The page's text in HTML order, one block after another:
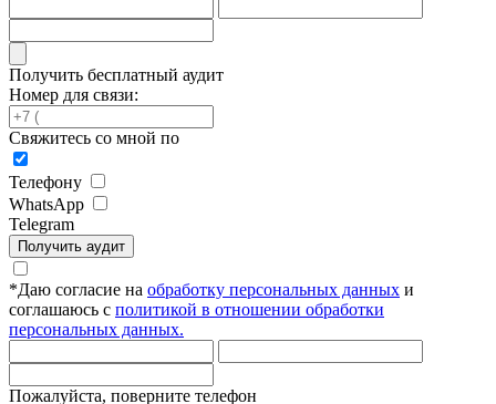
Получить бесплатный аудит
Номер для связи:
Свяжитесь со мной по
Телефону
WhatsApp
Telegram
Получить аудит
*Даю согласие на обработку персональных данных и
соглашаюсь с политикой в отношении обработки
персональных данных.
Пожалуйста, поверните телефон